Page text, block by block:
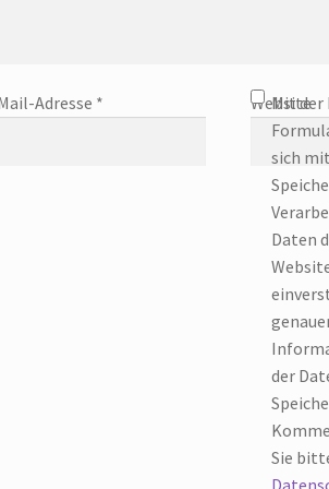
Adresse * Website
Mit der
sich
Daten
der
Sie